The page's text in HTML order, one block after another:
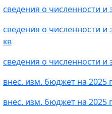
сведения о численности и
сведения о численности
кв
сведения о численности
внес. изм. бюджет на 2025
внес. изм. бюджет на 2025